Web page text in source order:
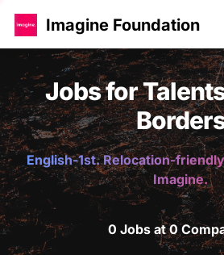
Imagine Foundation
Jobs for
English-1st. Relocation-
Imagine.
0 Jobs at 0